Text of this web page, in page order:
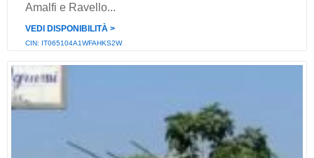
Amalfi e Ravello...
VEDI DISPONIBILITÀ ˃
CIN: IT065104A1WFAHKS2W